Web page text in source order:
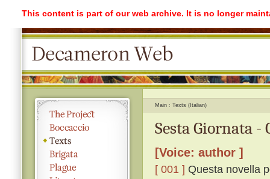
This content is part of our web archive. It is no longer
Main Texts (Italian)
Sesta Giornata -
[Voice: author ]
[ 001 ] Questa novella